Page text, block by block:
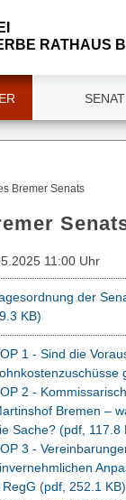
RATHAUS
SENAT
Bremer Senats
11:00 Uhr
der
KB)
1 - Sind die
2 -
Bremen –
Sache? (pdf, 117.8
3 -
RegG (pdf, 252.1 KB)